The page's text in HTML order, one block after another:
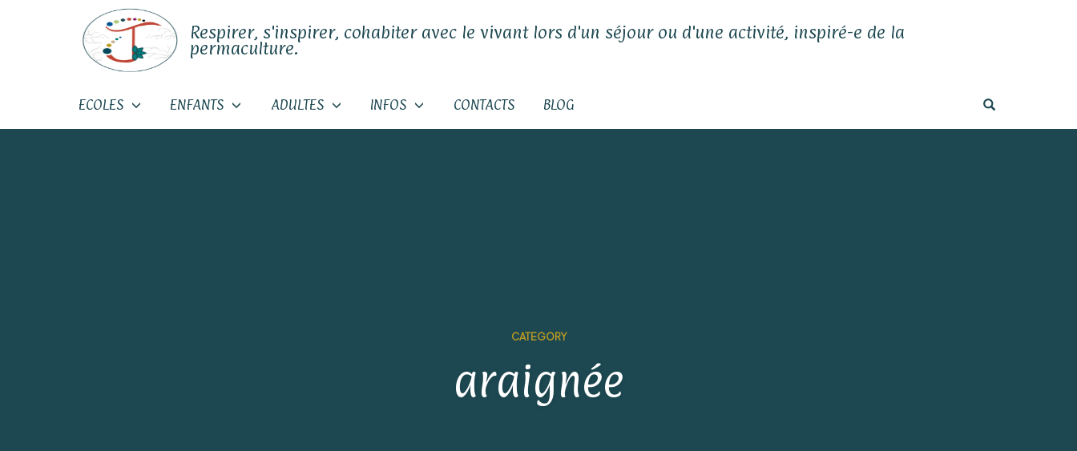
Respirer, s'inspirer, cohabiter avec le vivant lors d'un séjour ou d'une activité, inspiré-e de la
permaculture.
ECOLES ENFANTS ADULTES INFOS CONTACTS BLOG
CATEGORY
araignée